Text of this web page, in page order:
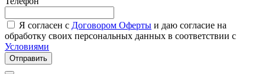
Я согласен с Договором Оферты и даю согласие на
обработку своих персональных данных в соответствии с
Условиями
Отправить